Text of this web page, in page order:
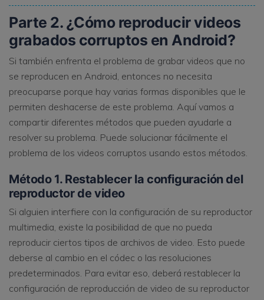
Parte 2. ¿Cómo reproducir videos
grabados corruptos en Android?
Si también enfrenta el problema de grabar videos que no
se reproducen en Android, entonces no necesita
preocuparse porque hay varias formas disponibles que le
permiten deshacerse de este problema. Aquí vamos a
compartir diferentes métodos que pueden ayudarle a
resolver su problema. Puede solucionar fácilmente el
problema de los videos corruptos usando estos métodos.
Método 1. Restablecer la configuración del
reproductor de video
Si alguien interfiere con la configuración de su reproductor
multimedia, existe la posibilidad de que no pueda
reproducir ciertos tipos de archivos de video. Esto puede
deberse al cambio en el códec o las resoluciones
predeterminados. Para evitar eso, deberá restablecer la
configuración de reproducción de video de su reproductor